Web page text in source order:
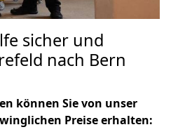
sicher und
nach Bern
können Sie von unser
Preise erhalten: